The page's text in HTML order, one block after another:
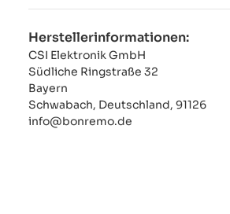
Herstellerinformationen:
CSI Elektronik GmbH
Südliche Ringstraße 32
Bayern
Schwabach, Deutschland, 91126
info@bonremo.de